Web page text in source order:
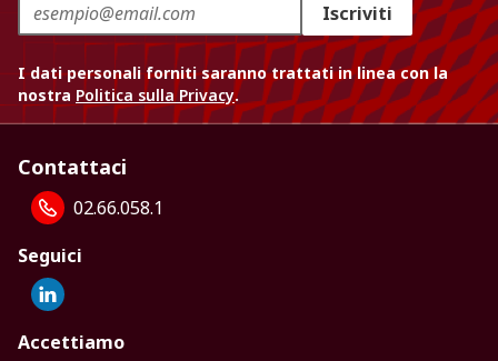
Iscriviti
I dati personali forniti saranno trattati in linea con la
nostra Politica sulla Privacy.
Contattaci
02.66.058.1
Seguici
Accettiamo